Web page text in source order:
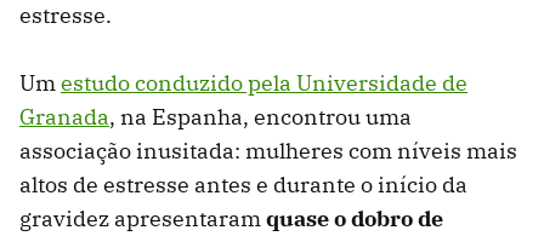
estresse.
Umestudo conduzido pela Universidade de
Granada, na Espanha, encontrou uma
associação inusitada: mulheres com níveis mais
altos de estresse antes e durante o início da
gravidez apresentaramquase o dobro de